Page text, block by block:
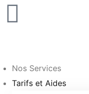
Nos Services
Tarifs et Aides